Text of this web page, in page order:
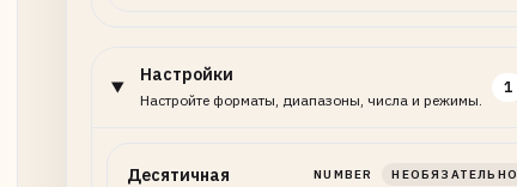
Настройки
Настройте форматы, диапазоны, числа и режимы.
1
Десятичная
NUMBER НЕОБЯЗАТЕЛЬНО